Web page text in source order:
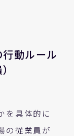
動ルール
を具体的に
の従業員が